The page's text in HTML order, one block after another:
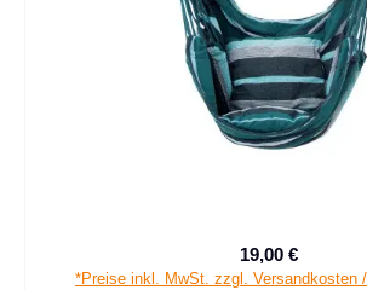
19,00 €
*Preise inkl. MwSt. zzgl. Versandkosten